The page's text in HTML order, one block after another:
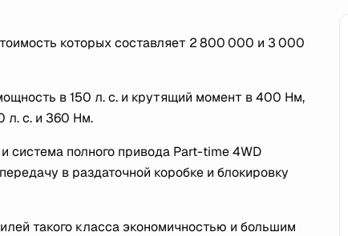
которых составляет 2 800 000 и 3 000
в 150 л. с. и крутящий момент в 400 Нм,
л. с. и 360 Нм.
система полного привода Part-time 4WD
в раздаточной коробке и блокировку
такого класса экономичностью и большим